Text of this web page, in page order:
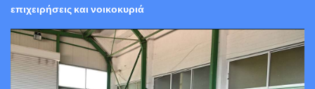
επιχειρήσεις και νοικοκυριά